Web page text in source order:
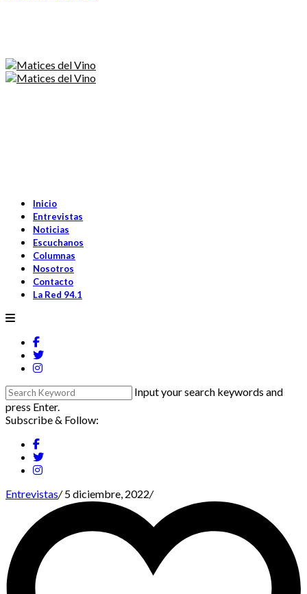
Inicio
Entrevistas
Noticias
Escuchanos
Columnas
Nosotros
Contacto
La Red 94.1
Input your search keywords and
press Enter.
Subscribe & Follow:
Entrevistas/5 diciembre, 2022/